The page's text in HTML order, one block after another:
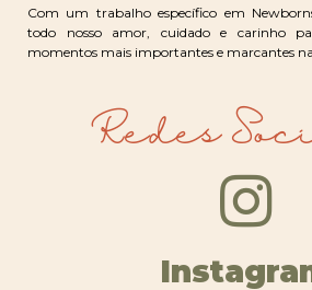
Com um trabalho específico em
todo nosso amor, cuidado e carinho
momentos mais importantes e marcantes
Redes